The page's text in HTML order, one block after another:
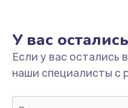
У вас
Если у вас остались
наши специалисты с